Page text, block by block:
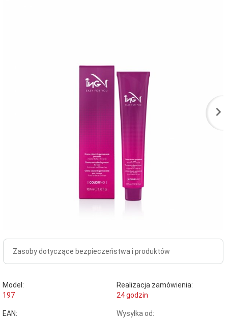
Zasoby dotyczące bezpieczeństwa i produktów
Model:
197
Realizacja zamówienia:
24 godzin
EAN:
Wysyłka od: